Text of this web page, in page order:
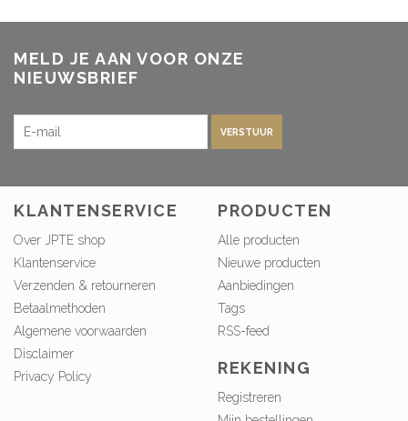
MELD JE AAN VOOR ONZE
NIEUWSBRIEF
VERSTUUR
KLANTENSERVICE
Over JPTE shop
Klantenservice
Verzenden & retourneren
Betaalmethoden
Algemene voorwaarden
Disclaimer
Privacy Policy
PRODUCTEN
Alle producten
Nieuwe producten
Aanbiedingen
Tags
RSS-feed
REKENING
Registreren